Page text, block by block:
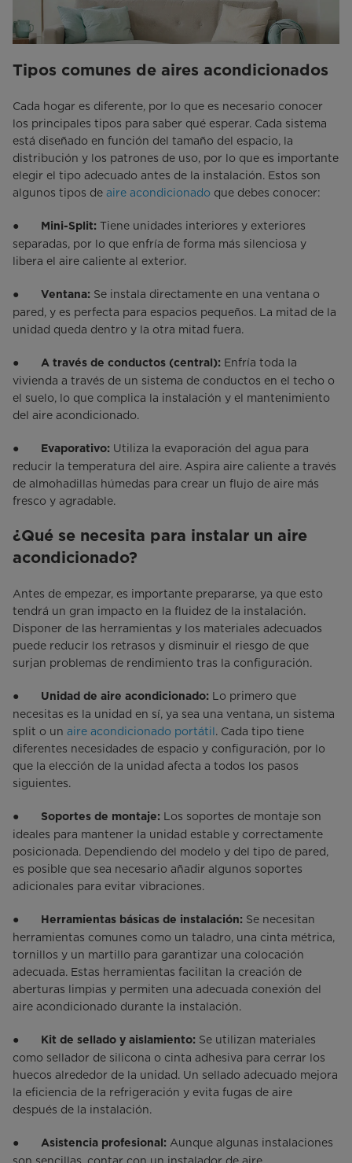
Tipos comunes de aires acondicionados
Cada hogar es diferente, por lo que es necesario conocer
los principales tipos para saber qué esperar. Cada sistema
está diseñado en función del tamaño del espacio, la
distribución y los patrones de uso, por lo que es importante
elegir el tipo adecuado antes de la instalación. Estos son
algunos tipos de aire acondicionado que debes conocer:
● Mini-Split: Tiene unidades interiores y exteriores
separadas, por lo que enfría de forma más silenciosa y
libera el aire caliente al exterior.
● Ventana: Se instala directamente en una ventana o
pared, y es perfecta para espacios pequeños. La mitad de la
unidad queda dentro y la otra mitad fuera.
● A través de conductos (central): Enfría toda la
vivienda a través de un sistema de conductos en el techo o
el suelo, lo que complica la instalación y el mantenimiento
del aire acondicionado.
● Evaporativo: Utiliza la evaporación del agua para
reducir la temperatura del aire. Aspira aire caliente a través
de almohadillas húmedas para crear un flujo de aire más
fresco y agradable.
¿Qué se necesita para instalar un aire
acondicionado?
Antes de empezar, es importante prepararse, ya que esto
tendrá un gran impacto en la fluidez de la instalación.
Disponer de las herramientas y los materiales adecuados
puede reducir los retrasos y disminuir el riesgo de que
surjan problemas de rendimiento tras la configuración.
● Unidad de aire acondicionado: Lo primero que
necesitas es la unidad en sí, ya sea una ventana, un sistema
split o un aire acondicionado portátil. Cada tipo tiene
diferentes necesidades de espacio y configuración, por lo
que la elección de la unidad afecta a todos los pasos
siguientes.
● Soportes de montaje: Los soportes de montaje son
ideales para mantener la unidad estable y correctamente
posicionada. Dependiendo del modelo y del tipo de pared,
es posible que sea necesario añadir algunos soportes
adicionales para evitar vibraciones.
● Herramientas básicas de instalación: Se necesitan
herramientas comunes como un taladro, una cinta métrica,
tornillos y un martillo para garantizar una colocación
adecuada. Estas herramientas facilitan la creación de
aberturas limpias y permiten una adecuada conexión del
aire acondicionado durante la instalación.
● Kit de sellado y aislamiento: Se utilizan materiales
como sellador de silicona o cinta adhesiva para cerrar los
huecos alrededor de la unidad. Un sellado adecuado mejora
la eficiencia de la refrigeración y evita fugas de aire
después de la instalación.
● Asistencia profesional: Aunque algunas instalaciones